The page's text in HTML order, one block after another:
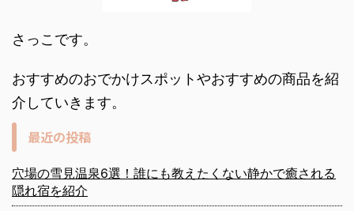
さっこです。
おすすめのおでかけスポットやおすすめの商品を紹
介していきます。
最近の投稿
穴場の雪見温泉6選！誰にも教えたくない静かで癒される
隠れ宿を紹介